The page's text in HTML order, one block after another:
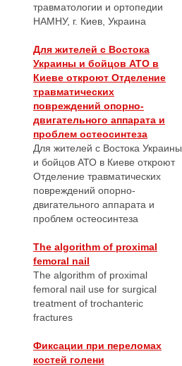
травматологии и ортопедии
НАМНУ, г. Киев, Украина
Для жителей с Востока
Украины и бойцов АТО в
Киеве откроют Отделение
травматических
повреждений опорно-
двигательного аппарата и
проблем остеосинтеза
Для жителей с Востока Украины
и бойцов АТО в Киеве откроют
Отделение травматических
повреждений опорно-
двигательного аппарата и
проблем остеосинтеза
The algorithm of proximal
femoral nail
The algorithm of proximal
femoral nail use for surgical
treatment of trochanteric
fractures
Фиксации при переломах
костей голени